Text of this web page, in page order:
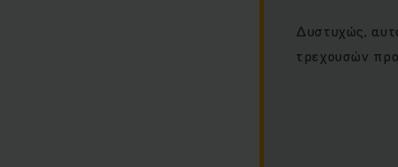
Δυστυχώς,
τρεχουσών